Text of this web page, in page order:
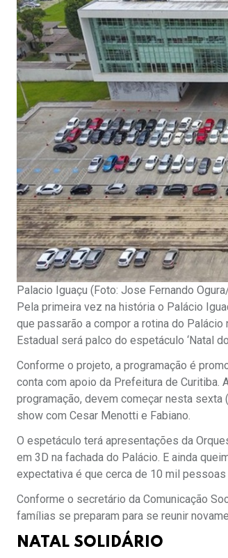
Palacio Iguaçu (Foto: Jose Fernando
Pela primeira vez na história o Palácio
que passarão a compor a rotina do
Estadual será palco do espetáculo ‘Natal
Conforme o projeto, a programação é
conta com apoio da Prefeitura de Curitiba.
programação, devem começar nesta
show com Cesar Menotti e Fabiano.
O espetáculo terá apresentações da
em 3D na fachada do Palácio. E ainda
expectativa é que cerca de 10 mil
Conforme o secretário da Comunicação
famílias se preparam para se reunir
NATAL SO LIDÁRIO